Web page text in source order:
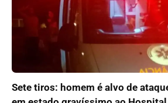
Sete tiros: homem é alvo de